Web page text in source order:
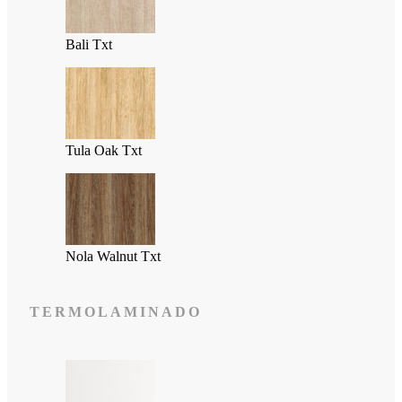
Bali Txt
Tula Oak Txt
Nola Walnut Txt
TERMOLAMINADO